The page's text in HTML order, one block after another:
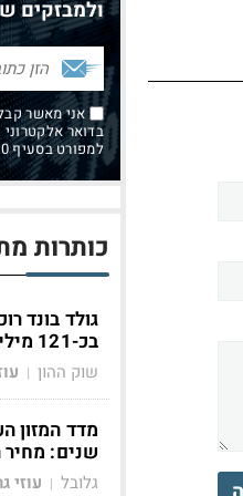
ולמבזקים
אני מאשר
בדואר
למפורט בסעיף 10 בתנאי השימוש
כותרות
גולד בונד
בכ-121 מיליון ש'
שוק ההון |
מדד המזון
שנים: מחיר
גלובל | עוזי